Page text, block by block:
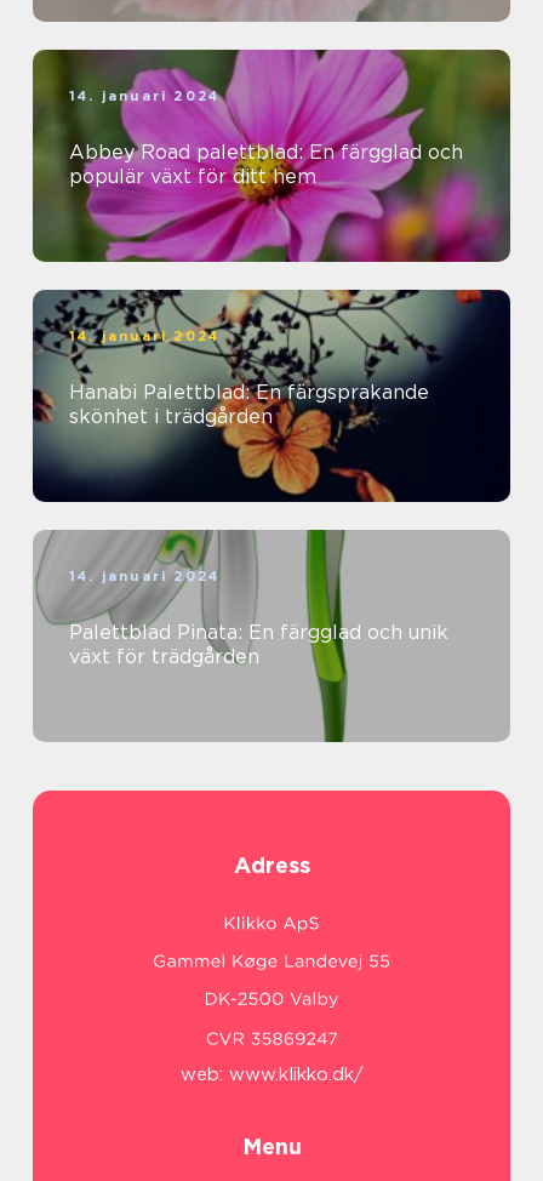
14. januari 2024
Abbey Road palettblad: En färgglad och
populär växt för ditt hem
14. januari 2024
Hanabi Palettblad: En färgsprakande
skönhet i trädgården
14. januari 2024
Palettblad Pinata: En färgglad och unik
växt för trädgården
Adress
web: www.klikko.dk/
Menu